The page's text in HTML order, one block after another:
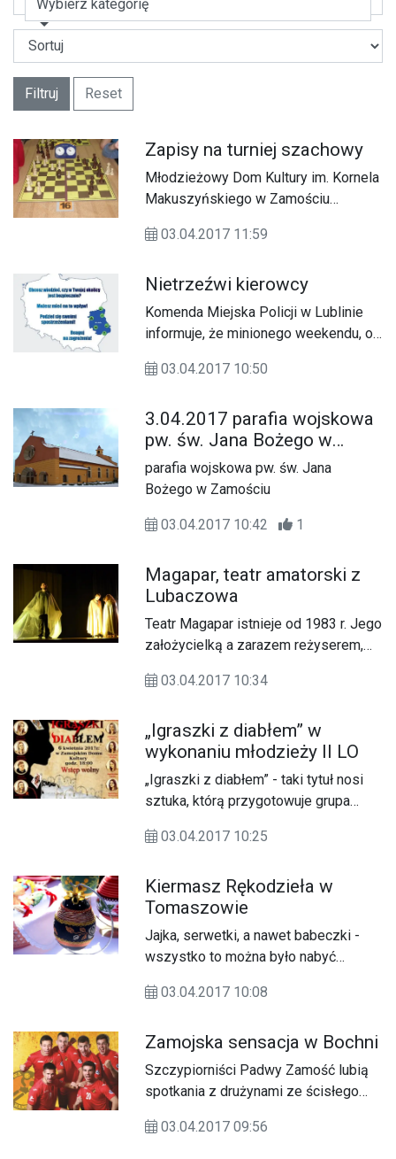
Wybierz kategorię
Filtruj Reset
Zapisy na turniej szachowy
Młodzieżowy Dom Kultury im. Kornela
Makuszyńskiego w Zamościu
Szachowy „Patriotyzm przez szachy”
Turniej odbędzie się w piątek (21.04)
o godz. 16.00 w sali widowiskowej
Młodzieżowego Domu Kultury im. K.
w Zamościu.
03.04.2017 11:59
Nietrzeźwi kierowcy
Komenda Miejska Policji w Lublinie
informuje, że minionego weekendu, od
naszym województwie doszło do 9
których 9 osób zostało rannych, a 2
osoby zginęły. Ponadto zatrzymano
67 nietrzeźwych kierowców.
03.04.2017 10:50
3.04.2017 parafia wojskowa
pw. św. Jana Bożego w
Zamościu
parafia wojskowa pw. św. Jana
Bożego w Zamościu
03.04.2017 10:42 1
Magapar, teatr amatorski z
Lubaczowa
Teatr Magapar istnieje od 1983 r. Jego
założycielką a zarazem reżyserem,
dźwięku, jest Barbara Thieme. W
przedstawili spektakl „Wspomnienia o
Jonaszu”, ukazujący historię
biblijnego proroka.
03.04.2017 10:34
„Igraszki z diabłem” w
wykonaniu młodzieży II LO
„Igraszki z diabłem” - taki tytuł nosi
sztuka, którą przygotowuje grupa
Ogólnokształcącego w Zamościu.
03.04.2017 10:25
Kiermasz Rękodzieła w
Tomaszowie
Jajka, serwetki, a nawet babeczki -
wszystko to można było nabyć
Wielkanocnego w Tomaszowie
03.04.2017 10:08
Zamojska sensacja w Bochni
Szczypiorniści Padwy Zamość lubią
spotkania z drużynami ze ścisłego
krok od wywiezienia kompletu
03.04.2017 09:56